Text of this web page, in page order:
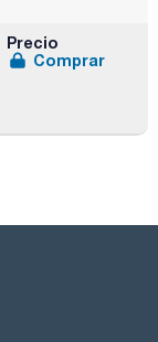
Precio
Comprar